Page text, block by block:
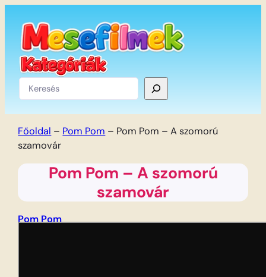
tartalomhoz
Keresés
Főoldal – Pom Pom – Pom Pom – A szomorú
szamovár
Pom Pom – A szomorú
szamovár
Pom Pom